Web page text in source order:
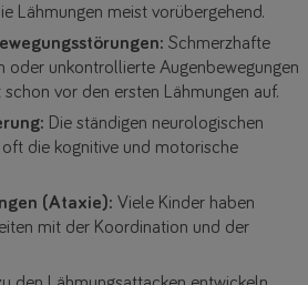
Lähmungen meist vorübergehend.
Schmerzhafte
oder unkontrollierte Augenbewegungen
vor den ersten Lähmungen auf.
Die ständigen neurologischen
die kognitive und motorische
(Ataxie): Viele Kinder haben
mit der Koordination und der